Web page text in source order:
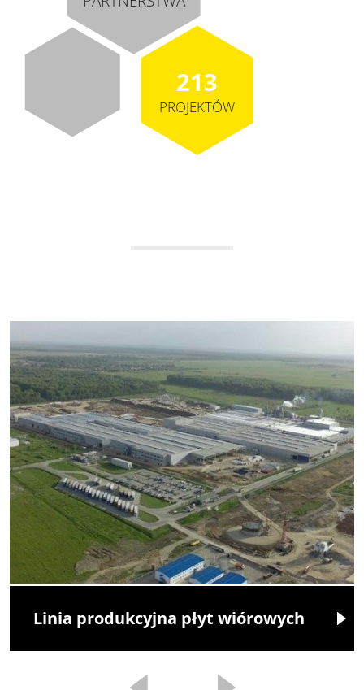
213
PROJEKTÓW
Linia produkcyjna płyt wiórowych